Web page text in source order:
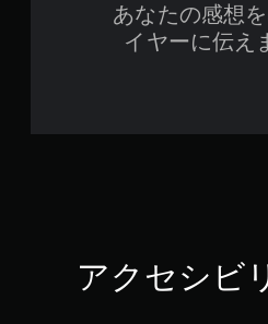
あなたの感想
イヤーに伝え
アクセシビ